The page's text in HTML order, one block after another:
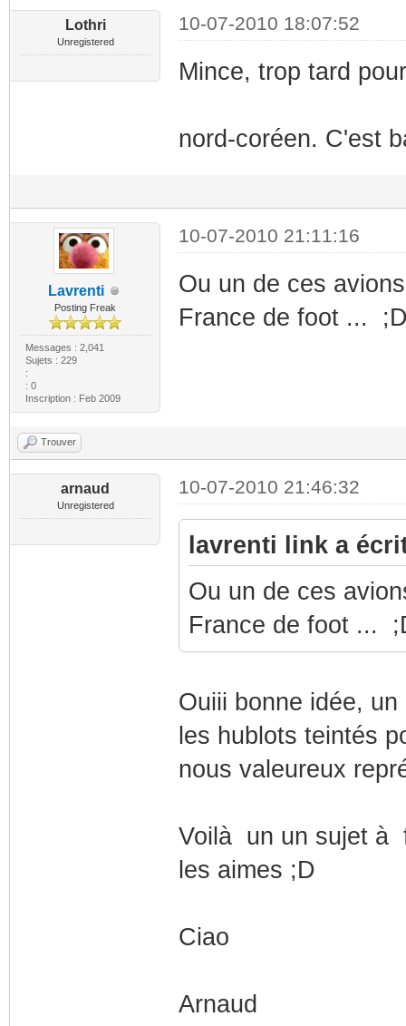
Lothri
Unregistered
10-07-2010 18:07:52
Mince, trop tard
nord-coréen. C'est
Lavrenti
Posting Freak
Messages : 2,041
Sujets : 229
:
: 0
Inscription : Feb 2009
10-07-2010 21:11:16
Ou un de ces
France de foot ...
Trouver
arnaud
Unregistered
10-07-2010 21:46:32
lavrenti link a
Ou un de ces
France de foot ...
Ouiii bonne idée,
les hublots teintés
nous valeureux
Voilà un un sujet à
les aimes ;D
Ciao
Arnaud